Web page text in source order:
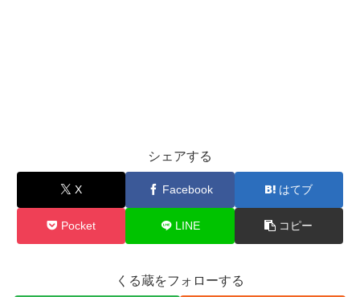
シェアする
X Facebook はてブ
Pocket LINE コピー
くる蔵をフォローする